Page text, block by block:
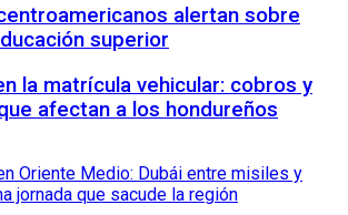
alertan sobre
superior
la matrícula vehicular: cobros y
afectan a los hondureños